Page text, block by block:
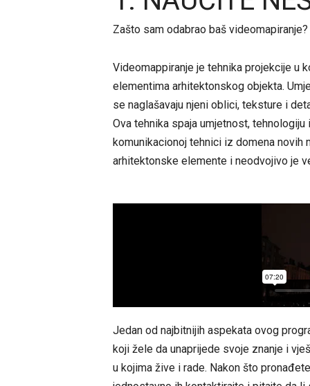
Zašto sam odabrao baš videomapiranje?
Videomappiranje je tehnika projekcije u
elementima arhitektonskog objekta.
se naglašavaju njeni oblici, teksture i
Ova tehnika spaja umjetnost,
komunikacionoj tehnici iz domena
arhitektonske elemente i neodvojivo je
Jedan od najbitnijih aspekata ovog
koji žele da unaprijede svoje znanje i
u kojima žive i rade. Nakon što